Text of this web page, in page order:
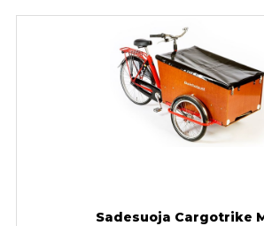
Sadesuoja Cargotrike